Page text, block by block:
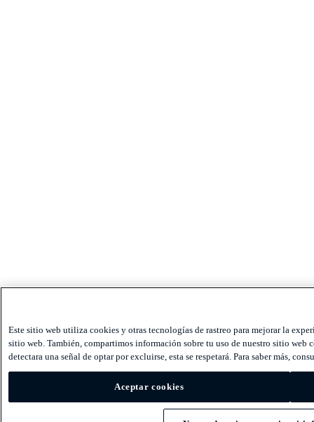
Este sitio web utiliza cookies y otras tecnologías de rastreo para mejorar la
sitio web. También, compartimos información sobre tu uso de nuestro sitio web
detectara una señal de optar por excluirse, esta se respetará. Para saber más,
Aceptar cookies